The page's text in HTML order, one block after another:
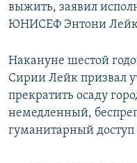
выжить, заявил
ЮНИСЕФ Энтони
Накануне шестой
Сирии Лейк призвал
прекратить осаду
немедленный,
гуманитарный